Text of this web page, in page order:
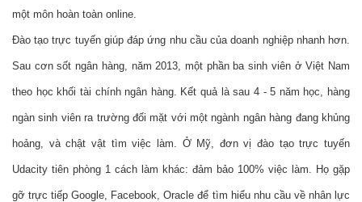
một môn hoàn toàn online.
Đào tạo trực tuyến giúp đáp ứng nhu cầu của doanh nghiệp nhanh hơn.
Sau cơn sốt ngân hàng, năm 2013, một phần ba sinh viên ở Việt Nam
theo học khối tài chính ngân hàng. Kết quả là sau 4 - 5 năm học, hàng
ngàn sinh viên ra trường đối mặt với một ngành ngân hàng đang khủng
hoảng, và chật vật tìm việc làm. Ở Mỹ, đơn vị đào tạo trực tuyến
Udacity tiên phòng 1 cách làm khác: đảm bảo 100% việc làm. Họ gặp
gỡ trực tiếp Google, Facebook, Oracle để tìm hiểu nhu cầu về nhân lực